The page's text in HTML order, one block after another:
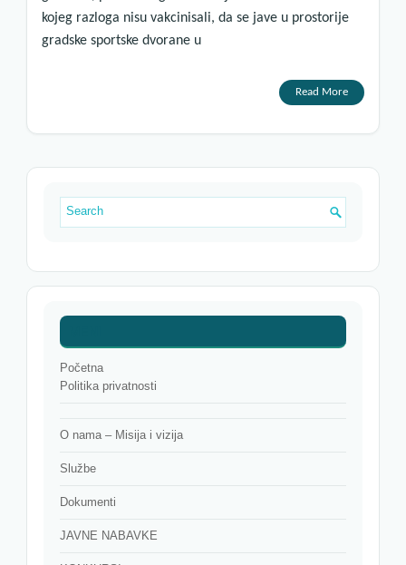
kojeg razloga nisu vakcinisali, da se jave u prostorije
gradske sportske dvorane u
Read More
Početna
Politika privatnosti
O nama – Misija i vizija
Službe
Dokumenti
JAVNE NABAVKE